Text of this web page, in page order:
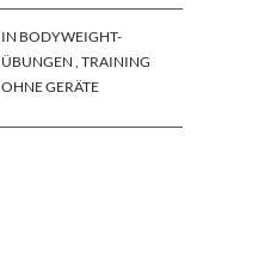
IN BODYWEIGHT-
ÜBUNGEN , TRAINING
OHNE GERÄTE